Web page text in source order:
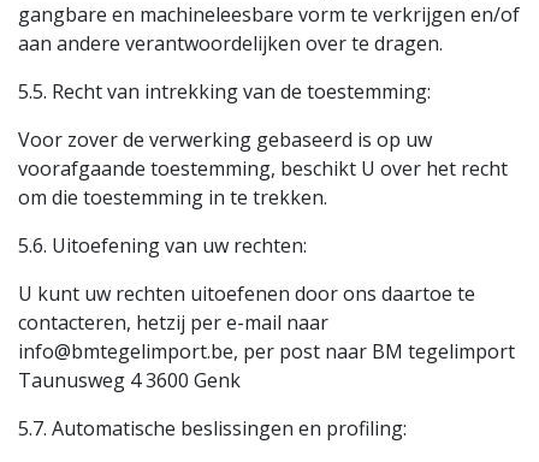
gangbare en machineleesbare vorm te verkrijgen en/of
aan andere verantwoordelijken over te dragen.
5.5. Recht van intrekking van de toestemming:
Voor zover de verwerking gebaseerd is op uw
voorafgaande toestemming, beschikt U over het recht
om die toestemming in te trekken.
5.6. Uitoefening van uw rechten:
U kunt uw rechten uitoefenen door ons daartoe te
contacteren, hetzij per e-mail naar
info@bmtegelimport.be, per post naar BM tegelimport
Taunusweg 4 3600 Genk
5.7. Automatische beslissingen en profiling: